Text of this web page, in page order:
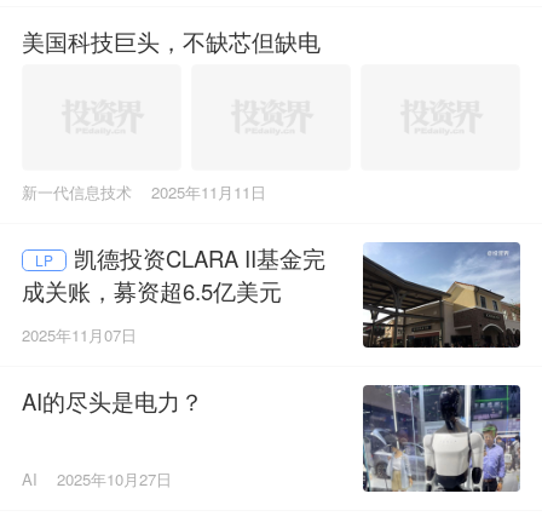
美国科技巨头，不缺芯但缺电
新一代信息技术 2025年11月11日
LP
凯德投资CLARA II基金完
成关账，募资超6.5亿美元
2025年11月07日
AI的尽头是电力？
AI 2025年10月27日